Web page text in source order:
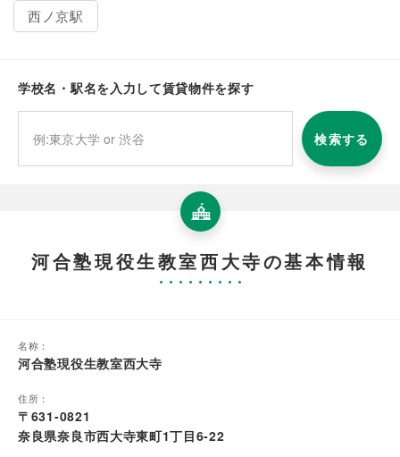
西ノ京駅
学校名・駅名を入力して賃貸物件を探す
検索する
河合塾現役生教室西大寺の基本情報
名称：
河合塾現役生教室西大寺
住所：
〒631-0821
奈良県奈良市西大寺東町1丁目6-22